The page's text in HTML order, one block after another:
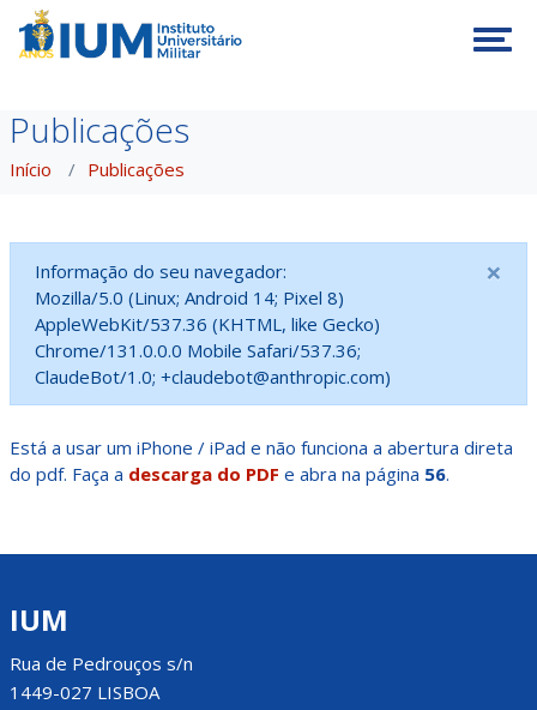
Publicações
Início Publicações
Informação do seu navegador:
Mozilla/5.0 (Linux; Android 14; Pixel 8)
AppleWebKit/537.36 (KHTML, like Gecko)
Chrome/131.0.0.0 Mobile Safari/537.36;
ClaudeBot/1.0; +claudebot@anthropic.com)
×
Está a usar um iPhone / iPad e não funciona a abertura direta
do pdf. Faça a descarga do PDF e abra na página 56.
IUM
Rua de Pedrouços s/n
1449-027 LISBOA